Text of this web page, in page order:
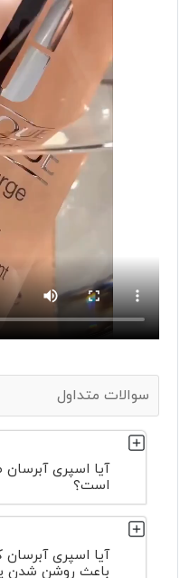
سوالات متداول
آیا اسپری
است؟
باعث روشن شدن